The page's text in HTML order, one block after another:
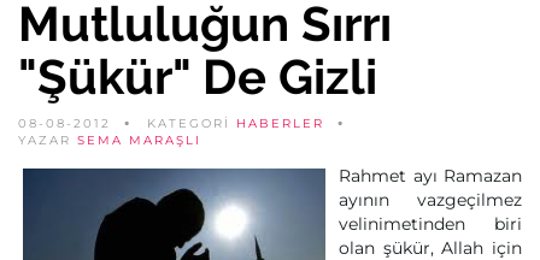
Mutluluğun Sırrı
"Şükür" De Gizli
08-08-2012 KATEGORİ HABERLER
YAZAR SEMA MARAŞLI
Rahmet ayı Ramazan
ayının vazgeçilmez
velinimetinden biri
olan şükür, Allah için